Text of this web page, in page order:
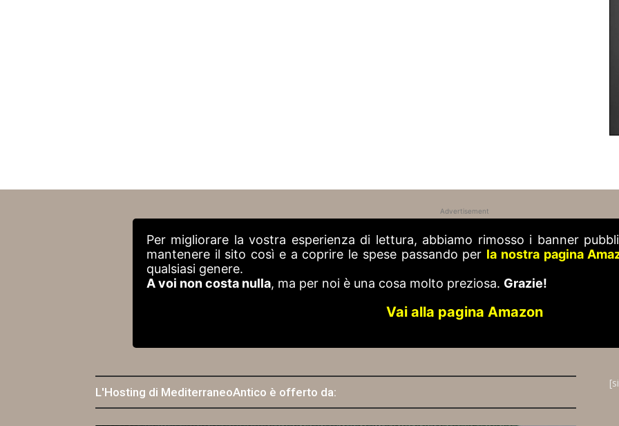
Advertisement
Per migliorare la vostra esperienza di lettura, abbiamo rimosso i banner
mantenere il sito così e a coprire le spese passando per la nostra pagina
qualsiasi genere.
A voi non costa nulla, ma per noi è una cosa molto preziosa. Grazie!
Vai alla pagina Amazon
L'Hosting di MediterraneoAntico è offerto da: